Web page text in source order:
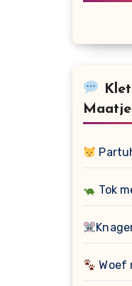
Tok
Woef